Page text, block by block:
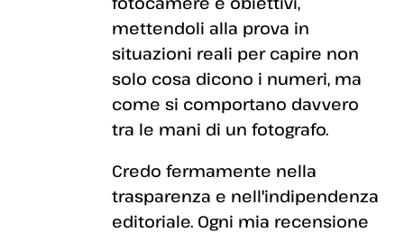
mettendoli alla prova in
situazioni reali per capire non
solo cosa dicono i numeri, ma
come si comportano davvero
tra le mani di un fotografo.
Credo fermamente nella
trasparenza e nell'indipendenza
editoriale. Ogni mia recensione